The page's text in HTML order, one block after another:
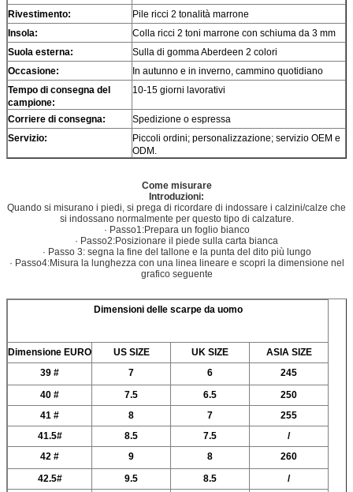
Rivestimento:
Pile ricci 2 tonalità marrone
Insola:
Colla ricci 2 toni marrone con schiuma da 3 mm
Suola esterna:
Sulla di gomma Aberdeen 2 colori
Occasione:
In autunno e in inverno, cammino quotidiano
Tempo di consegna del
campione:
10-15 giorni lavorativi
Corriere di consegna:
Spedizione o espressa
Servizio:
Piccoli ordini; personalizzazione; servizio OEM e
ODM.
Come misurare
Introduzioni:
Quando si misurano i piedi, si prega di ricordare di indossare i calzini/calze che
si indossano normalmente per questo tipo di calzature.
· Passo1:Prepara un foglio bianco
· Passo2:Posizionare il piede sulla carta bianca
· Passo 3: segna la fine del tallone e la punta del dito più lungo
· Passo4:Misura la lunghezza con una linea lineare e scopri la dimensione nel
grafico seguente
Dimensioni delle scarpe da uomo
Dimensione EURO US SIZE UK SIZE
ASIA SIZE
39 #
7 6
245
40 #
7.5 6.5
250
41 #
8 7
255
41.5#
8.5 7.5
/
42 #
9 8
260
42.5#
9.5 8.5
/